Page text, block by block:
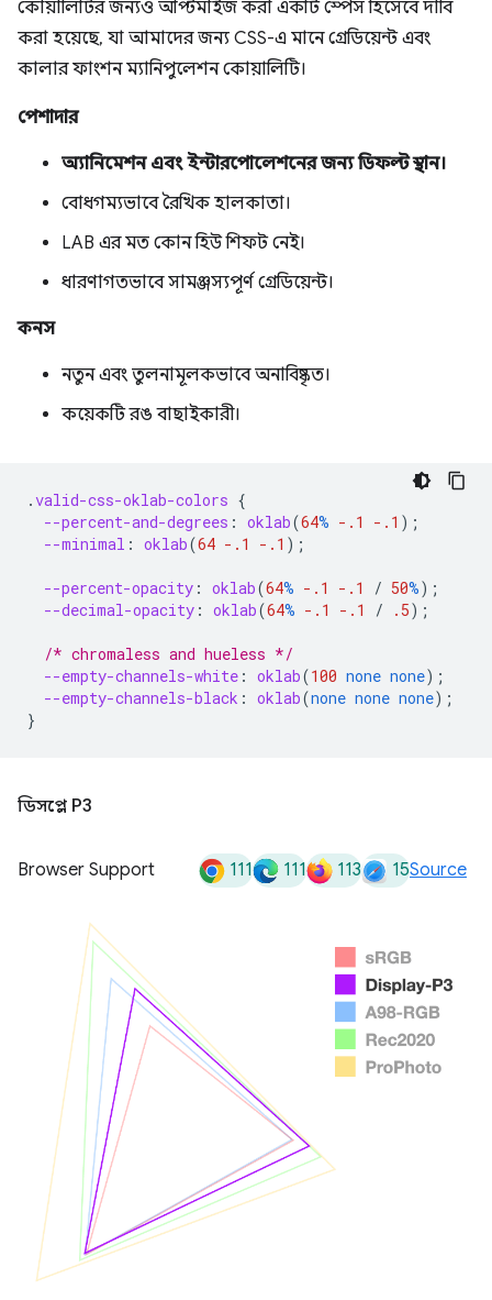
কোয়ালিটির জন্যও অপ্টিমাইজ করা একটি স্পেস হিসেবে দাবি
করা হয়েছে, যা আমাদের জন্য CSS-এ মানে গ্রেডিয়েন্ট এবং
কালার ফাংশন ম্যানিপুলেশন কোয়ালিটি।
পেশাদার
অ্যানিমেশন এবং ইন্টারপোলেশনের জন্য ডিফল্ট স্থান।
বোধগম্যভাবে রৈখিক হালকাতা।
LAB এর মত কোন হিউ শিফট নেই।
ধারণাগতভাবে সামঞ্জস্যপূর্ণ গ্রেডিয়েন্ট।
কনস
নতুন এবং তুলনামূলকভাবে অনাবিষ্কৃত।
কয়েকটি রঙ বাছাইকারী।
.valid-css-oklab-colors {
--percent-and-degrees : oklab(64% -.1 -.1 );
--minimal : oklab(64 -.1 -.1 );
--percent-opacity : oklab(64% -.1 -.1 / 50%);
--decimal-opacity : oklab(64% -.1 -.1 / .5);
/* chromaless and hueless */
--empty-channels-white : oklab(100 none none);
--empty-channels-black : oklab(none none none);
}
ডিসপ্লে P3
Browser Support 111 111 113 15Source